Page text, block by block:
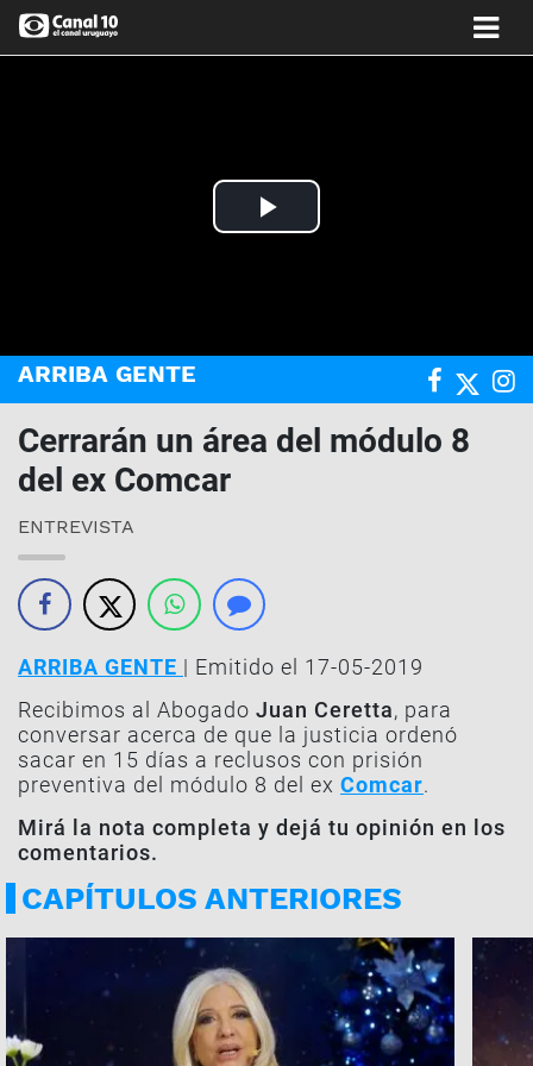
Play
ARRIBA GENTE
Cerrarán un área del módulo 8
del ex Comcar
ENTREVISTA
ARRIBA GENTE | Emitido el 17-05-2019
Recibimos al Abogado Juan Ceretta, para
conversar acerca de que la justicia ordenó
sacar en 15 días a reclusos con prisión
preventiva del módulo 8 del ex Comcar.
Mirá la nota completa y dejá tu opinión en los
comentarios.
CAPÍTULOS ANTERIORES